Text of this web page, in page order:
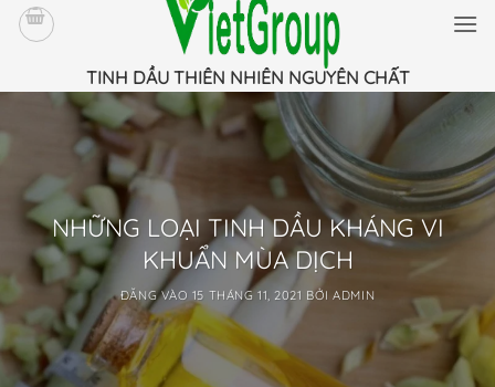
qua
nội
TINH DẦU THIÊN NHIÊN NGUYÊN CHẤT
NHỮNG LOẠI TINH DẦU KHÁNG VI
KHUẨN MÙA DỊCH
ĐĂNG VÀO 15 THÁNG 11, 2021 BỞIADMIN